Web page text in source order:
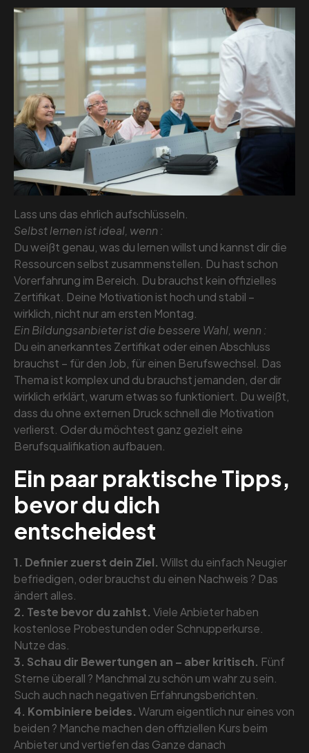
Lass uns das ehrlich aufschlüsseln.
Selbst lernen ist ideal, wenn :
Du weißt genau, was du lernen willst und kannst dir die
Ressourcen selbst zusammenstellen. Du hast schon
Vorerfahrung im Bereich. Du brauchst kein offizielles
Zertifikat. Deine Motivation ist hoch und stabil –
wirklich, nicht nur am ersten Montag.
Ein Bildungsanbieter ist die bessere Wahl, wenn :
Du ein anerkanntes Zertifikat oder einen Abschluss
brauchst – für den Job, für einen Berufswechsel. Das
Thema ist komplex und du brauchst jemanden, der dir
wirklich erklärt, warum etwas so funktioniert. Du weißt,
dass du ohne externen Druck schnell die Motivation
verlierst. Oder du möchtest ganz gezielt eine
Berufsqualifikation aufbauen.
Ein paar praktische Tipps,
bevor du dich
entscheidest
1. Definier zuerst dein Ziel. Willst du einfach Neugier
befriedigen, oder brauchst du einen Nachweis ? Das
ändert alles.
2. Teste bevor du zahlst. Viele Anbieter haben
kostenlose Probestunden oder Schnupperkurse.
Nutze das.
3. Schau dir Bewertungen an – aber kritisch. Fünf
Sterne überall ? Manchmal zu schön um wahr zu sein.
Such auch nach negativen Erfahrungsberichten.
4. Kombiniere beides. Warum eigentlich nur eines von
beiden ? Manche machen den offiziellen Kurs beim
Anbieter und vertiefen das Ganze danach